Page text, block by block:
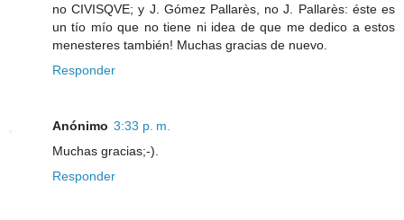
no CIVISQVE; y J. Gómez Pallarès, no J. Pallarès: éste es
un tío mío que no tiene ni idea de que me dedico a estos
menesteres también! Muchas gracias de nuevo.
Responder
Anónimo 3:33 p. m.
Muchas gracias;-).
Responder